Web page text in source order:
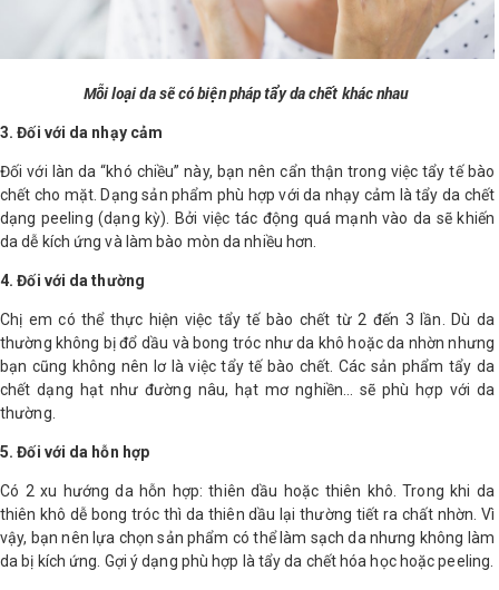
Mỗi loại da sẽ có biện pháp tẩy da chết khác nhau
3. Đối với da nhạy cảm
Đối với làn da “khó chiều” này, bạn nên cẩn thận trong việc tẩy tế bào
chết cho mặt. Dạng sản phẩm phù hợp với da nhạy cảm là tẩy da chết
dạng peeling (dạng kỳ). Bởi việc tác động quá mạnh vào da sẽ khiến
da dễ kích ứng và làm bào mòn da nhiều hơn.
4. Đối với da thường
Chị em có thể thực hiện việc tẩy tế bào chết từ 2 đến 3 lần. Dù da
thường không bị đổ dầu và bong tróc như da khô hoặc da nhờn nhưng
bạn cũng không nên lơ là việc tẩy tế bào chết. Các sản phẩm tẩy da
chết dạng hạt như đường nâu, hạt mơ nghiền… sẽ phù hợp với da
thường.
5. Đối với da hỗn hợp
Có 2 xu hướng da hỗn hợp: thiên dầu hoặc thiên khô. Trong khi da
thiên khô dễ bong tróc thì da thiên dầu lại thường tiết ra chất nhờn. Vì
vậy, bạn nên lựa chọn sản phẩm có thể làm sạch da nhưng không làm
da bị kích ứng. Gợi ý dạng phù hợp là tẩy da chết hóa học hoặc peeling.